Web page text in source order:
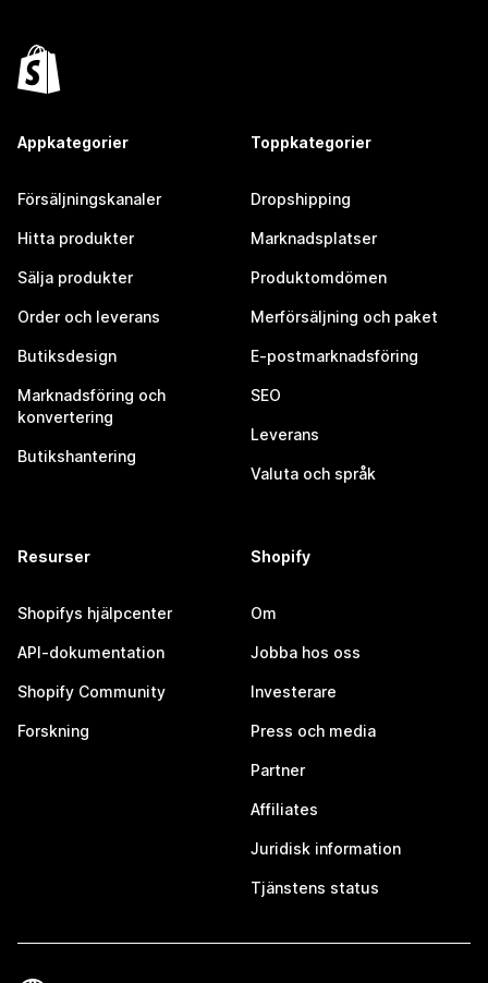
Appkategorier
Försäljningskanaler
Hitta produkter
Sälja produkter
Order och leverans
Butiksdesign
Marknadsföring och
konvertering
Butikshantering
Toppkategorier
Dropshipping
Marknadsplatser
Produktomdömen
Merförsäljning och paket
E-postmarknadsföring
SEO
Leverans
Valuta och språk
Resurser
Shopifys hjälpcenter
API-dokumentation
Shopify Community
Forskning
Shopify
Om
Jobba hos oss
Investerare
Press och media
Partner
Affiliates
Juridisk information
Tjänstens status